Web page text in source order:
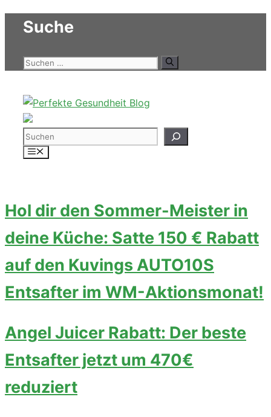
Zum
InhaltSuche
Suchen
Suchen
Menü
Hol dir den Sommer-Meister in
deine Küche: Satte 150 € Rabatt
auf den Kuvings AUTO10S
Entsafter im WM-Aktionsmonat!
Angel Juicer Rabatt: Der beste
Entsafter jetzt um 470€
reduziert